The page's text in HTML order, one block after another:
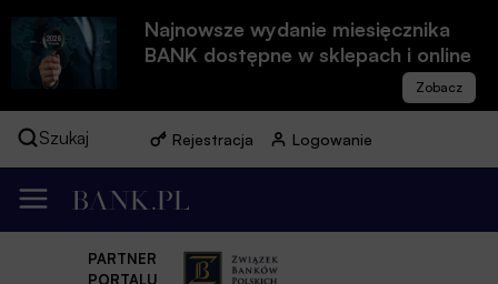
Najnowsze wydanie miesięcznika
BANK dostępne w sklepach i online
Szukaj Rejestracja Logowanie
PARTNER
PORTALU